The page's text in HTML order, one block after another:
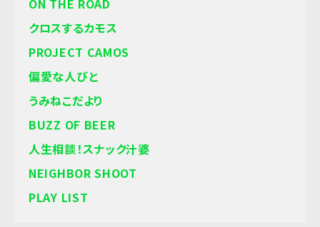
ON THE ROAD
クロスするカモス
PROJECT CAMOS
偏愛な人びと
うみねこだより
BUZZ OF BEER
人生相談！スナック汁婆
NEIGHBOR SHOOT
PLAY LIST